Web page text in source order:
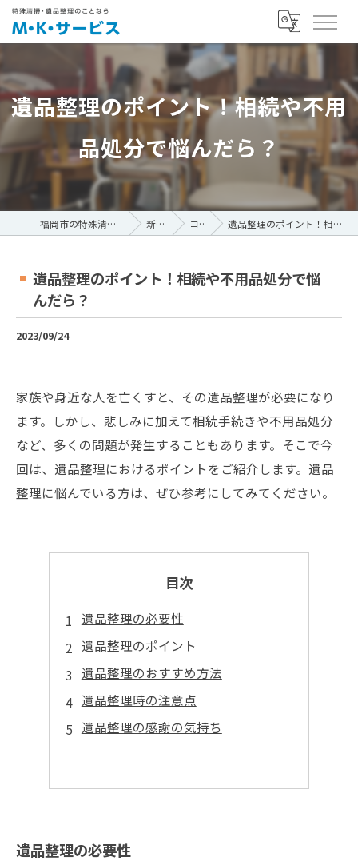
遺品整理のポイント！相続や不用
品処分で悩んだら？
福岡市の特殊清掃ならM・K・サービス 新着情報 コラム 遺品整理のポイント！相続や不用品処分で悩んだら？
遺品整理のポイント！相続や不用品処分で悩
んだら？
2023/09/24
家族や身近な人を亡くすと、その遺品整理が必要になり
ます。しかし、悲しみに加えて相続手続きや不用品処分
など、多くの問題が発生することもあります。そこで今
回は、遺品整理におけるポイントをご紹介します。遺品
整理に悩んでいる方は、ぜひ参考にしてみてください。
目次
遺品整理の必要性
遺品整理のポイント
遺品整理のおすすめ方法
遺品整理時の注意点
遺品整理の感謝の気持ち
遺品整理の必要性